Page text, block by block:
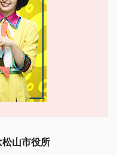
山市役所